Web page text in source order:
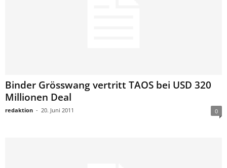
Binder Grösswang vertritt TAOS bei USD 320
Millionen Deal
redaktion - 20. Juni 2011 0